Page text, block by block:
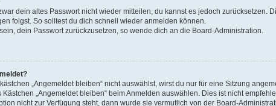
dein altes Passwort nicht wieder mitteilen, du kannst es jedoch zurücksetzen.
folgst. So solltest du dich schnell wieder anmelden können.
dein Passwort zurückzusetzen, so wende dich an die Board-Administration.
„Angemeldet bleiben“ nicht auswählst, wirst du nur für eine Sitzung
„Angemeldet bleiben“ beim Anmelden auswählen. Dies ist nicht
nicht zur Verfügung steht, dann wurde sie vermutlich von der Board-